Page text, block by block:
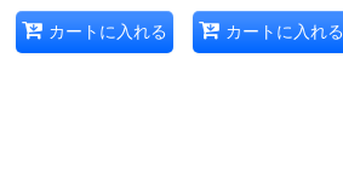
カートに入れる カートに入れる